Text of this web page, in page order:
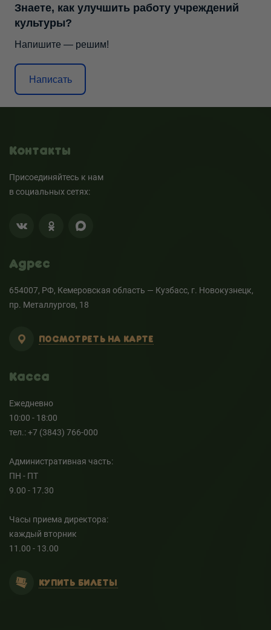
Знаете, как улучшить работу учреждений
культуры?
Напишите — решим!
Написать
Контакты
Присоединяйтесь к нам
в социальных сетях:
Адрес
654007, РФ, Кемеровская область — Кузбасс, г. Новокузнецк,
пр. Металлургов, 18
ПОСМОТРЕТЬ НА КАРТЕ
Касса
Ежедневно
10:00 - 18:00
тел.: +7 (3843) 766-000
Административная часть:
ПН - ПТ
9.00 - 17.30
Часы приема директора:
каждый вторник
11.00 - 13.00
КУПИТЬ БИЛЕТЫ